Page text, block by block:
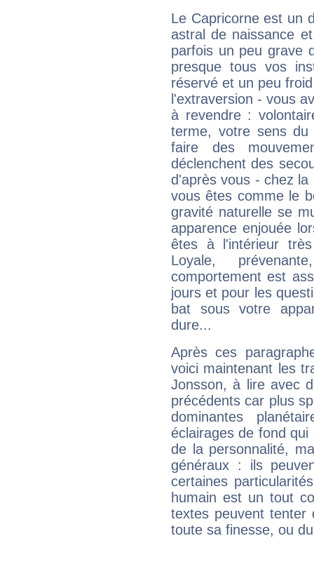
Le Capricorne est un
astral de naissance
parfois un peu grave
presque tous vos
réservé et un peu
l'extraversion - vous
à revendre :
terme, votre sens
faire des
déclenchent des
d'après vous - chez
vous êtes comme le
gravité naturelle se
apparence enjouée
êtes à l'intérieur
Loyale,
comportement est
jours et pour les
bat sous votre
dure...
Après ces
voici maintenant les
Jonsson, à lire avec
précédents car plus
dominantes
éclairages de fond
de la personnalité,
généraux : ils
certaines
humain est un tout
textes peuvent tenter
toute sa finesse, ou